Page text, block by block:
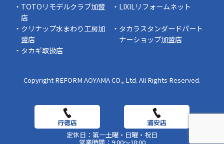
中にインターホンが鳴っていた… 宅配便を受 …
TOTOリモデルクラブ加盟
店
LIXILリフォームネット
クリナップ水まわり工房加
盟店
タカラスタンダードパート
ナーショップ加盟店
タカギ取扱店
Copyright REFORM AOYAMA CO., Ltd. All Rights Reserved.
定休日：第一土曜・日曜・祝日
営業時間：9:00～18:00